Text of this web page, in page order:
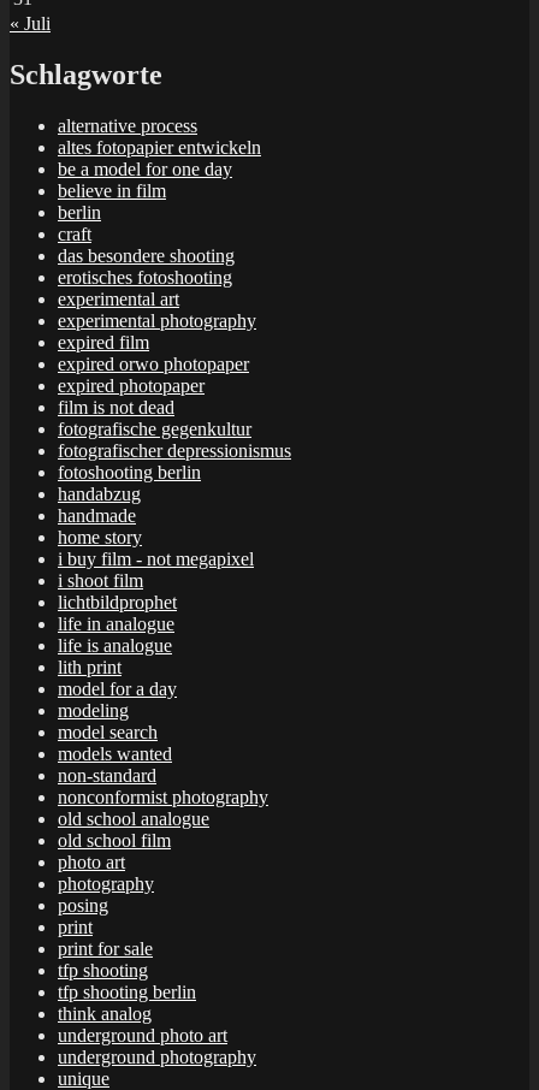
« Juli
Schlagworte
alternative process
altes fotopapier entwickeln
be a model for one day
believe in film
berlin
craft
das besondere shooting
erotisches fotoshooting
experimental art
experimental photography
expired film
expired orwo photopaper
expired photopaper
film is not dead
fotografische gegenkultur
fotografischer depressionismus
fotoshooting berlin
handabzug
handmade
home story
i buy film - not megapixel
i shoot film
lichtbildprophet
life in analogue
life is analogue
lith print
model for a day
modeling
model search
models wanted
non-standard
nonconformist photography
old school analogue
old school film
photo art
photography
posing
print
print for sale
tfp shooting
tfp shooting berlin
think analog
underground photo art
underground photography
unique